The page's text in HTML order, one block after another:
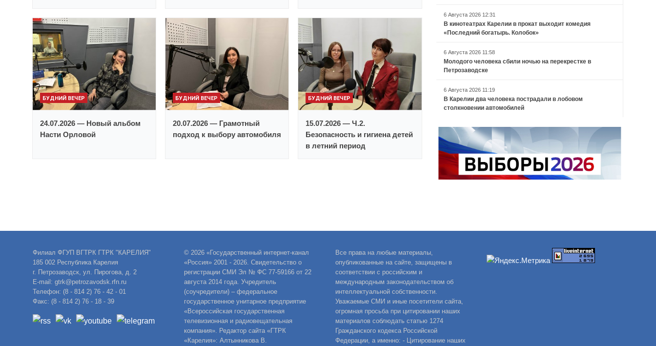
БУДНИЙ ВЕЧЕР
24.07.2026 — Новый альбом
Насти Орловой
БУДНИЙ ВЕЧЕР
20.07.2026 — Грамотный
подход к выбору автомобиля
БУДНИЙ ВЕЧЕР
15.07.2026 — Ч.2.
Безопасность и гигиена детей
в летний период
6 Августа 2026 12:31
В кинотеатрах Карелии в прокат выходит комедия
«Последний богатырь. Колобок»
6 Августа 2026 11:58
Молодого человека сбили ночью на перекрестке в
Петрозаводске
6 Августа 2026 11:19
В Карелии два человека пострадали в лобовом
столкновении автомобилей
Филиал ФГУП ВГТРК ГТРК "КАРЕЛИЯ"
185 002 Республика Карелия
г. Петрозаводск, ул. Пирогова, д. 2
E-mail: gtrk@petrozavodsk.rfn.ru
Телефон: (8 - 814 2) 76 - 42 - 01
Факс: (8 - 814 2) 76 - 18 - 39
© 2026 «Государственный интернет-канал
«Россия» 2001 - 2026. Свидетельство о
регистрации СМИ Эл № ФС 77-59166 от 22
августа 2014 года. Учредитель
(соучредители) – федеральное
государственное унитарное предприятие
«Всероссийская государственная
телевизионная и радиовещательная
компания». Редактор сайта «ГТРК
«Карелия»: Алтынникова В.
Все права на любые материалы,
опубликованные на сайте, защищены в
соответствии с российским и
международным законодательством об
интеллектуальной собственности.
Уважаемые СМИ и иные посетители сайта,
огромная просьба при цитировании наших
материалов соблюдать статью 1274
Гражданского кодекса Российской
Федерации, а именно: - Цитирование наших